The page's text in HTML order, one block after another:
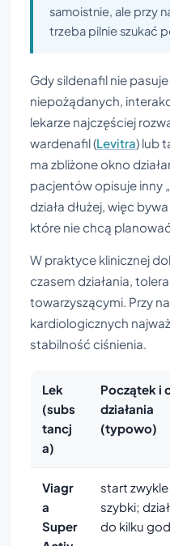
samoistnie, ale przy
trzeba pilnie szukać
Gdy sildenafil nie
niepożądanych,
lekarze najczęściej
wardenafil (Levitra) lub
ma zbliżone okno
pacjentów opisuje inny
działa dłużej, więc
które nie chcą
W praktyce klinicznej
czasem działania,
towarzyszącymi. Przy
kardiologicznych
stabilność ciśnienia.
Lek
(subs
tancj
a)
Początek i
działania
(typowo)
Viagr
a
Super
start zwykle
szybki;
do kilku